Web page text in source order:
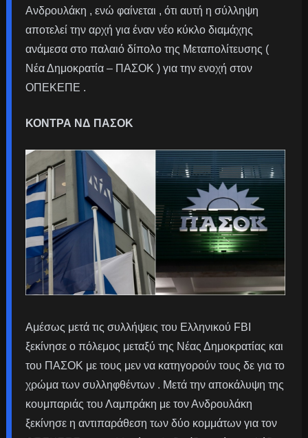
Ανδρουλάκη , ενώ φαίνεται , ότι αυτή η σύλληψη
αποτελεί την αρχή για έναν νέο κύκλο διαμάχης
ανάμεσα στο παλαιό δίπολο της Μεταπολίτευσης (
Νέα Δημοκρατία – ΠΑΣΟΚ ) για την ενοχή στον
ΟΠΕΚΕΠΕ .
ΚΟΝΤΡΑ ΝΔ ΠΑΣΟΚ
Αμέσως μετά τις συλλήψεις του Ελληνικού FBI
ξεκίνησε ο πόλεμος μεταξύ της Νέας Δημοκρατίας και
του ΠΑΣΟΚ με τους μεν να κατηγορούν τους δε για το
χρώμα των συλληφθέντων . Μετά την αποκάλυψη της
κουμπαριάς του Λαμπράκη με τον Ανδρουλάκη
ξεκίνησε η αντιπαράθεση των δύο κομμάτων για τον